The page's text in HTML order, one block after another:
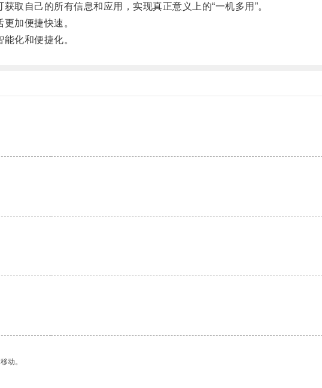
自己的所有信息和应用，实现真正意义上的“一机多用”。
加便捷快速。
化和便捷化。
动。